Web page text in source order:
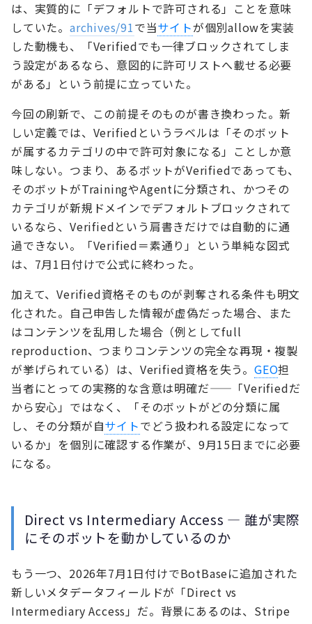
は、実質的に「デフォルトで許可される」ことを意味
していた。 archives/91で当サイトが個別allowを実装
した動機も、「Verifiedでも一律ブロックされてしま
う設定があるなら、意図的に許可リストへ載せる必要
がある」という前提に立っていた。
今回の刷新で、この前提そのものが書き換わった。新
しい定義では、Verifiedというラベルは「そのボット
が属するカテゴリの中で許可対象になる」ことしか意
味しない。つまり、あるボットがVerifiedであっても、
そのボットがTrainingやAgentに分類され、かつその
カテゴリが新規ドメインでデフォルトブロックされて
いるなら、Verifiedという肩書きだけでは自動的に通
過できない。「Verified＝素通り」という単純な図式
は、7月1日付けで公式に終わった。
加えて、Verified資格そのものが剥奪される条件も明文
化された。自己申告した情報が虚偽だった場合、また
はコンテンツを乱用した場合（例としてfull
reproduction、つまりコンテンツの完全な再現・複製
が挙げられている）は、Verified資格を失う。 GEO担
当者にとっての実務的な含意は明確だ——「Verifiedだ
から安心」ではなく、「そのボットがどの分類に属
し、その分類が自サイトでどう扱われる設定になって
いるか」を個別に確認する作業が、9月15日までに必要
になる。
Direct vs Intermediary Access — 誰が実際
にそのボットを動かしているのか
もう一つ、2026年7月1日付けでBotBaseに追加された
新しいメタデータフィールドが「Direct vs
Intermediary Access」だ。背景にあるのは、Stripe